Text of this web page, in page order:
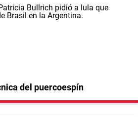
del puercoespín